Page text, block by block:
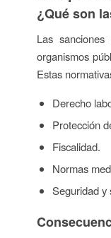
¿Qué son
Las sanciones
organismos
Estas
Derecho
Protección
Fiscalidad.
Normas
Seguridad y